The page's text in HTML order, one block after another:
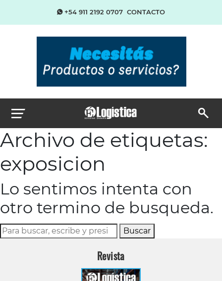
+54 911 2192 0707 CONTACTO
Archivo de etiquetas:
exposicion
Lo sentimos intenta con
otro termino de busqueda.
Buscar
Revista